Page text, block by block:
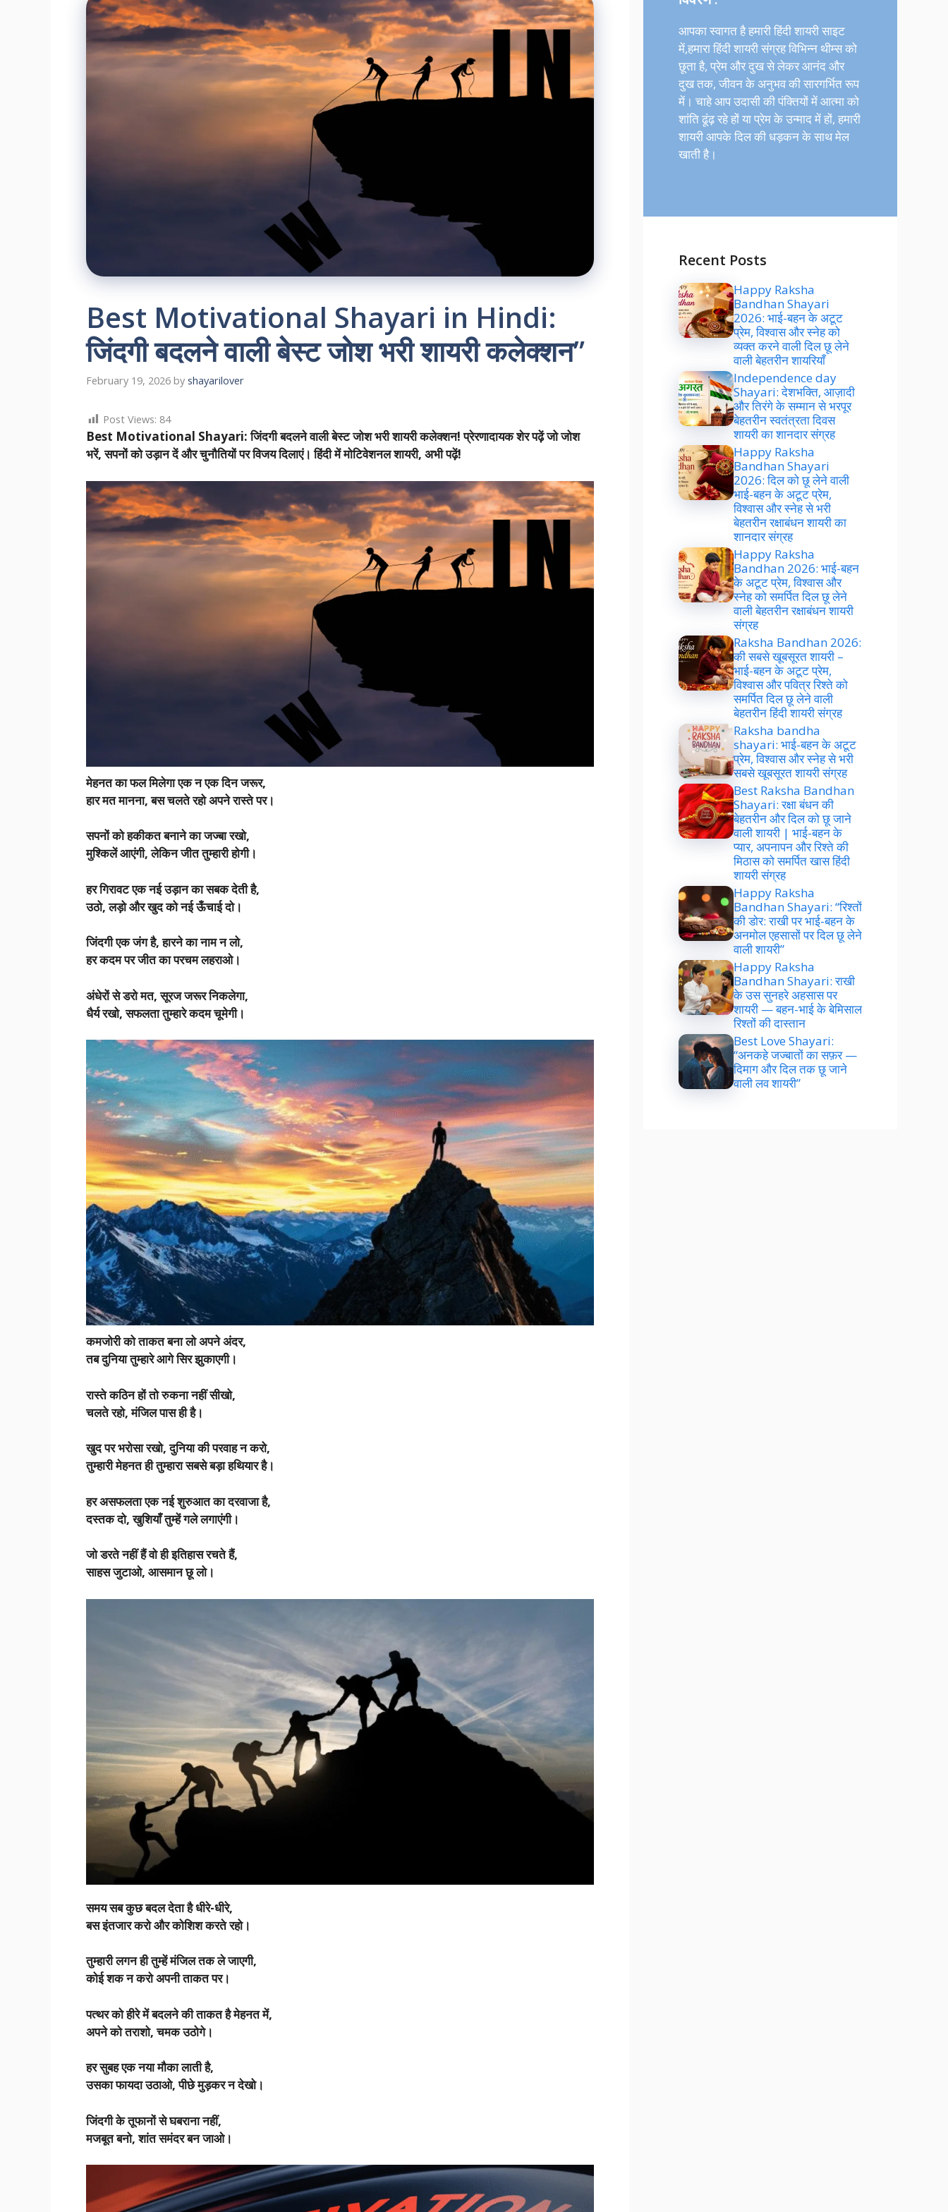
Best Motivational Shayari in Hindi:
जिंदगी बदलने वाली बेस्ट जोश भरी शायरी कलेक्शन”
February 19, 2026 by shayarilover
Post Views: 84
Best Motivational Shayari: जिंदगी बदलने वाली बेस्ट जोश भरी शायरी कलेक्शन! प्रेरणादायक शेर पढ़ें जो जोश
भरें, सपनों को उड़ान दें और चुनौतियों पर विजय दिलाएं। हिंदी में मोटिवेशनल शायरी, अभी पढ़ें!
मेहनत का फल मिलेगा एक न एक दिन जरूर,
हार मत मानना, बस चलते रहो अपने रास्ते पर।
सपनों को हकीकत बनाने का जज्बा रखो,
मुश्किलें आएंगी, लेकिन जीत तुम्हारी होगी।
हर गिरावट एक नई उड़ान का सबक देती है,
उठो, लड़ो और खुद को नई ऊँचाई दो।
जिंदगी एक जंग है, हारने का नाम न लो,
हर कदम पर जीत का परचम लहराओ।
अंधेरों से डरो मत, सूरज जरूर निकलेगा,
धैर्य रखो, सफलता तुम्हारे कदम चूमेगी।
कमजोरी को ताकत बना लो अपने अंदर,
तब दुनिया तुम्हारे आगे सिर झुकाएगी।
रास्ते कठिन हों तो रुकना नहीं सीखो,
चलते रहो, मंजिल पास ही है।
खुद पर भरोसा रखो, दुनिया की परवाह न करो,
तुम्हारी मेहनत ही तुम्हारा सबसे बड़ा हथियार है।
हर असफलता एक नई शुरुआत का दरवाजा है,
दस्तक दो, खुशियाँ तुम्हें गले लगाएंगी।
जो डरते नहीं हैं वो ही इतिहास रचते हैं,
साहस जुटाओ, आसमान छू लो।
समय सब कुछ बदल देता है धीरे-धीरे,
बस इंतजार करो और कोशिश करते रहो।
तुम्हारी लगन ही तुम्हें मंजिल तक ले जाएगी,
कोई शक न करो अपनी ताकत पर।
पत्थर को हीरे में बदलने की ताकत है मेहनत में,
अपने को तराशो, चमक उठोगे।
हर सुबह एक नया मौका लाती है,
उसका फायदा उठाओ, पीछे मुड़कर न देखो।
जिंदगी के तूफानों से घबराना नहीं,
मजबूत बनो, शांत समंदर बन जाओ।
आपका स्वागत है हमारी हिंदी शायरी साइट
में,हमारा हिंदी शायरी संग्रह विभिन्न थीम्स को
छूता है, प्रेम और दुख से लेकर आनंद और
दुख तक, जीवन के अनुभव की सारगर्भित रूप
में। चाहे आप उदासी की पंक्तियों में आत्मा को
शांति ढूंढ़ रहे हों या प्रेम के उन्माद में हों, हमारी
शायरी आपके दिल की धड़कन के साथ मेल
खाती है।
Recent Posts
Happy Raksha
Bandhan Shayari
2026: भाई-बहन के अटूट
प्रेम, विश्वास और स्नेह को
व्यक्त करने वाली दिल छू लेने
वाली बेहतरीन शायरियाँ
Independence day
Shayari: देशभक्ति, आज़ादी
और तिरंगे के सम्मान से भरपूर
बेहतरीन स्वतंत्रता दिवस
शायरी का शानदार संग्रह
Happy Raksha
Bandhan Shayari
2026: दिल को छू लेने वाली
भाई-बहन के अटूट प्रेम,
विश्वास और स्नेह से भरी
बेहतरीन रक्षाबंधन शायरी का
शानदार संग्रह
Happy Raksha
Bandhan 2026: भाई-बहन
के अटूट प्रेम, विश्वास और
स्नेह को समर्पित दिल छू लेने
वाली बेहतरीन रक्षाबंधन शायरी
संग्रह
Raksha Bandhan 2026:
की सबसे खूबसूरत शायरी –
भाई-बहन के अटूट प्रेम,
विश्वास और पवित्र रिश्ते को
समर्पित दिल छू लेने वाली
बेहतरीन हिंदी शायरी संग्रह
Raksha bandha
shayari: भाई-बहन के अटूट
प्रेम, विश्वास और स्नेह से भरी
सबसे खूबसूरत शायरी संग्रह
Best Raksha Bandhan
Shayari: रक्षा बंधन की
बेहतरीन और दिल को छू जाने
वाली शायरी | भाई-बहन के
प्यार, अपनापन और रिश्ते की
मिठास को समर्पित खास हिंदी
शायरी संग्रह
Happy Raksha
Bandhan Shayari: “रिश्तों
की डोर: राखी पर भाई-बहन के
अनमोल एहसासों पर दिल छू लेने
वाली शायरी”
Happy Raksha
Bandhan Shayari: राखी
के उस सुनहरे अहसास पर
शायरी — बहन-भाई के बेमिसाल
रिश्तों की दास्तान
Best Love Shayari:
“अनकहे जज्बातों का सफ़र —
दिमाग और दिल तक छू जाने
वाली लव शायरी”